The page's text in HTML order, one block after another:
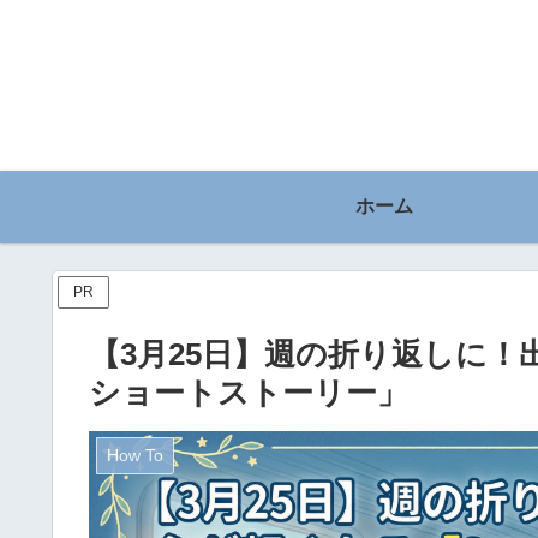
ホーム
PR
【3月25日】週の折り返しに
ショートストーリー」
How To